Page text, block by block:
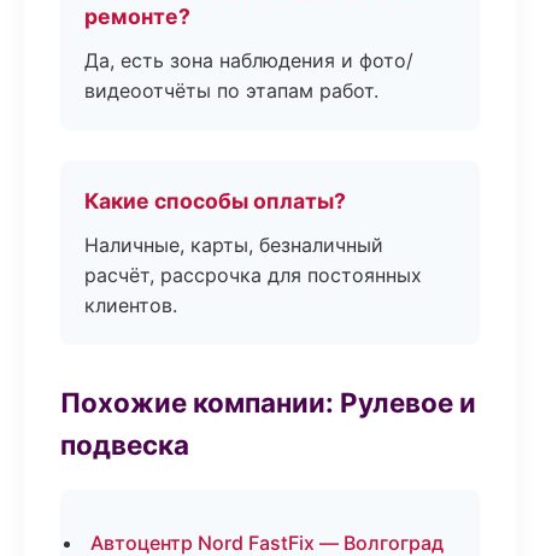
ремонте?
Да, есть зона наблюдения и фото/
видеоотчёты по этапам работ.
Какие способы оплаты?
Наличные, карты, безналичный
расчёт, рассрочка для постоянных
клиентов.
Похожие компании: Рулевое и
подвеска
Автоцентр Nord FastFix — Волгоград